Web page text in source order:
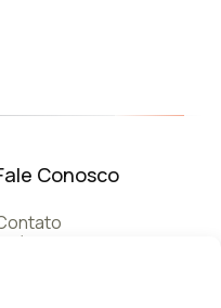
Conosco
Política de privacidade